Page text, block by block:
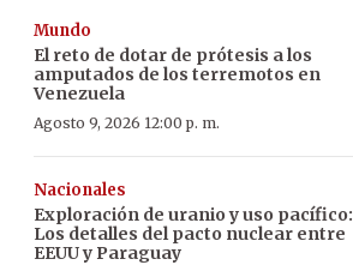
Mundo
El reto de dotar de prótesis a los
amputados de los terremotos en
Venezuela
Agosto 9, 2026 12:00 p. m.
Nacionales
Exploración de uranio y uso pacífico:
Los detalles del pacto nuclear entre
EEUU y Paraguay